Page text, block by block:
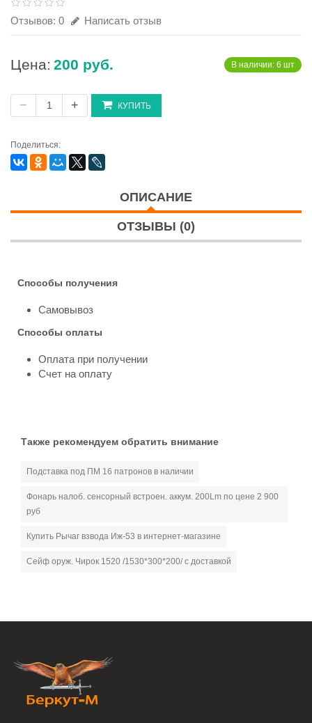
Отзывов: 0 Написать отзыв
Цена: 200 руб. В наличии: 6 шт
− + КУПИТЬ
Поделиться:
ОПИСАНИЕ
ОТЗЫВЫ (0)
Способы получения
Самовывоз
Способы оплаты
Оплата при получении
Счет на оплату
Также рекомендуем обратить внимание
Подставка под ПМ 16 патронов в наличии
Фонарь налоб. сенсорный встроен. аккум. 200Lm по цене 2 900
руб
Купить Рычаг взвода Иж-53 в интернет-магазине
Сейф оруж. Чирок 1520 /1530*300*200/ с доставкой